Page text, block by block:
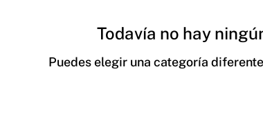
Todavía no hay
Puedes elegir una categoría